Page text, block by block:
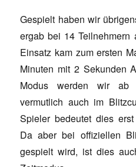
Gespielt haben wir
ergab bei 14
Einsatz kam zum ersten
Minuten mit 2 Sekunden
Modus werden wir ab
vermutlich auch im
Spieler bedeutet dies
Da aber bei offiziellen
gespielt wird, ist dies